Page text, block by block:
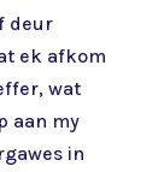
deur
ek afkom
wat
aan my
in